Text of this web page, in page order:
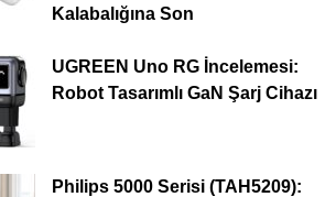
Kalabalığına Son
UGREEN Uno RG İncelemesi:
Robot Tasarımlı GaN Şarj Cihazı
Philips 5000 Serisi (TAH5209):